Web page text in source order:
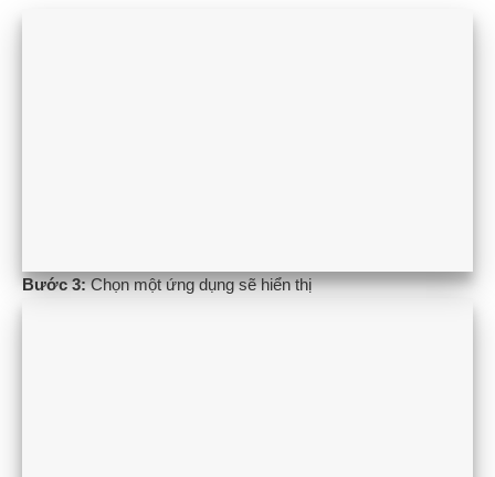
Bước 3:Chọn một ứng dụng sẽ hiển thị